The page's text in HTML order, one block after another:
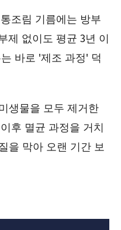
조림 기름에는 방부
제 없이도 평균 3년 이
바로 '제조 과정' 덕
생물을 모두 제거한
후 멸균 과정을 거치
을 막아 오랜 기간 보